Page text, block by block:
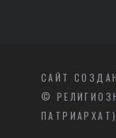
САЙТ
©